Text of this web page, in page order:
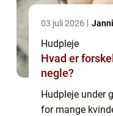
03 juli 2026
Hudpleje
Hvad er
negle?
Hudpleje under
for mange